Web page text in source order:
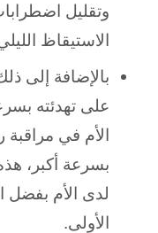
وتقليل
الاستيقاظ
بالإضافة إلى
على تهدئته
الأم في
بسرعة أكبر،
لدى الأم بفضل
الأولى.